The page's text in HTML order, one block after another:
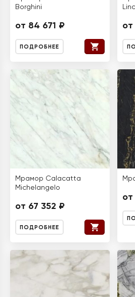
Borghini
от 84 671 ₽
ПОДРОБНЕЕ
Мрамор Calacatta
Michelangelo
от 67 352 ₽
ПОДРОБНЕЕ